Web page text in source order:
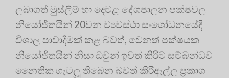
ලබාගත් මුස්ලිම් හා දෙමළ දේශපාලන පක්ෂවල
නියෝජිතයින් 20වන ව්‍යවස්ථා සංශෝධනයේදී
විශාල පාවාදීමක් කළ බවත්, වෙනත් පක්ෂයක
නියෝජිතයින් නිසා ඔවුන් ඉවත් කිරීම සම්බන්ධව
නෛතික ගැටලූ තිබෙන බවත් කිරිඇල්ල ප්‍රකාශ